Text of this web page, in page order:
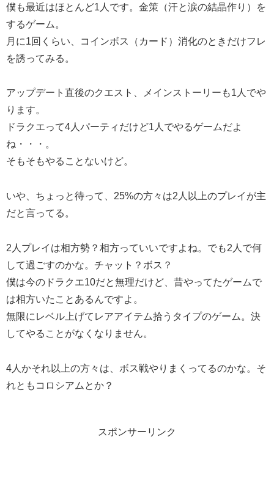
僕も最近はほとんど1人です。金策（汗と涙の結晶作り）を
するゲーム。
月に1回くらい、コインボス（カード）消化のときだけフレ
を誘ってみる。
アップデート直後のクエスト、メインストーリーも1人でや
ります。
ドラクエって4人パーティだけど1人でやるゲームだよ
ね・・・。
そもそもやることないけど。
いや、ちょっと待って、25%の方々は2人以上のプレイが主
だと言ってる。
2人プレイは相方勢？相方っていいですよね。でも2人で何
して過ごすのかな。チャット？ボス？
僕は今のドラクエ10だと無理だけど、昔やってたゲームで
は相方いたことあるんですよ。
無限にレベル上げてレアアイテム拾うタイプのゲーム。決
してやることがなくなりません。
4人かそれ以上の方々は、ボス戦やりまくってるのかな。そ
れともコロシアムとか？
スポンサーリンク